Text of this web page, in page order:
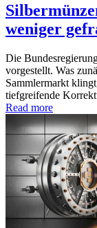
weniger
Die
vorgestellt. Was
Sammlermarkt
tiefgreifende
Read more